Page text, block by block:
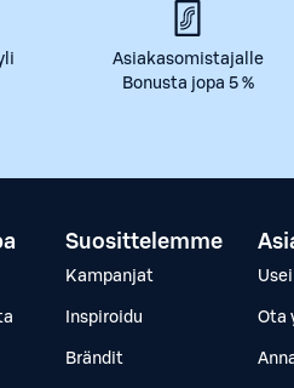
Asiakasomistajalle
Bonusta jopa 5 %
Suosittelemme
Kampanjat
Inspiroidu
Brändit
Ota